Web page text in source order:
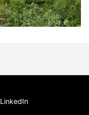
LinkedIn